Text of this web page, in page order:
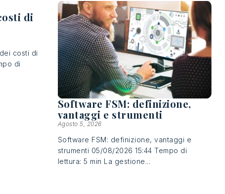
di
costi di
di
Software FSM: definizione,
vantaggi e strumenti
Agosto 5, 2026
Software FSM: definizione, vantaggi e
strumenti 05/08/2026 15:44 Tempo di
lettura: 5 min La gestione...